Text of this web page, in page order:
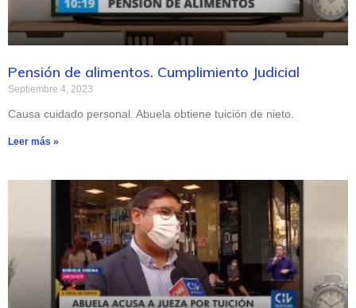
Pensión de alimentos. Cumplimiento Judicial
Septiembre 4, 2023
Causa cuidado personal. Abuela obtiene tuición de nieto.
Leer más »